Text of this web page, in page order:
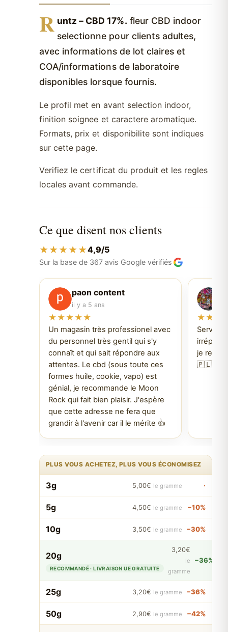
R untz – CBD 17%. fleur CBD indoor
selectionne pour clients adultes,
avec informations de lot claires et
COA/informations de laboratoire
disponibles lorsque fournis.
Le profil met en avant selection indoor,
finition soignee et caractere aromatique.
Formats, prix et disponibilite sont indiques
sur cette page.
Verifiez le certificat du produit et les regles
locales avant commande.
Ce que disent nos clients
★★★★★4,9/5
Sur la base de 367 avis Google vérifiés
paon content
il y a 5 ans
★★★★★
Un magasin très professionel avec
du personnel très gentil qui s'y
connaît et qui sait répondre aux
attentes. Le cbd (sous toute ces
formes huile, cookie, vapo) est
génial, je recommande le Moon
Rock qui fait bien plaisir. J'espère
que cette adresse ne fera que
grandir à l'avenir car il le mérite 👍
Service
je
🇵🇱
PLUS VOUS ACHETEZ, PLUS VOUS ÉCONOMISEZ
3g 5,00€ le gramme ·
5g 4,50€ le gramme −10%
10g 3,50€ le gramme −30%
20g
RECOMMANDÉ · LIVRAISON UE GRATUITE
3,20€
le
gramme
−36%
25g 3,20€ le gramme −36%
50g 2,90€ le gramme −42%